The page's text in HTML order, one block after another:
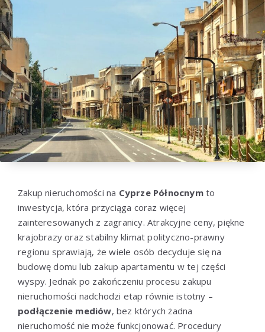
Zakup nieruchomości na Cyprze Północnymto
inwestycja, która przyciąga coraz więcej
zainteresowanych z zagranicy. Atrakcyjne ceny, piękne
krajobrazy oraz stabilny klimat polityczno-prawny
regionu sprawiają, że wiele osób decyduje się na
budowę domu lub zakup apartamentu w tej części
wyspy. Jednak po zakończeniu procesu zakupu
nieruchomości nadchodzi etap równie istotny –
podłączenie mediów, bez których żadna
nieruchomość nie może funkcjonować. Procedury